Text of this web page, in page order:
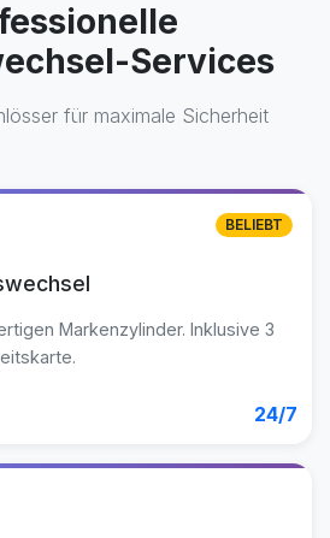
Services
für maximale Sicherheit
Markenzylinder. Inklusive 3
24/7
BELIEBT